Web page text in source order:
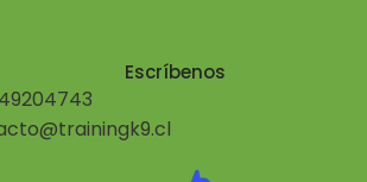
Escríbenos